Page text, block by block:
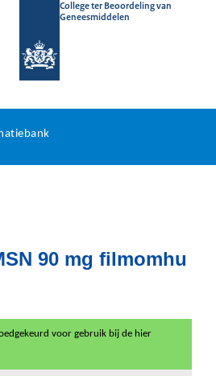
College ter Beoordeling van
Geneesmiddelen
90 mg filmomhu
voor gebruik bij de hier